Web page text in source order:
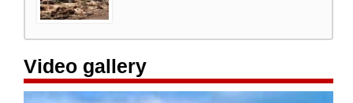
Video gallery